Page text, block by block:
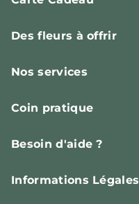
Des fleurs à offrir
Nos services
Coin pratique
Besoin d'aide ?
Informations Légales